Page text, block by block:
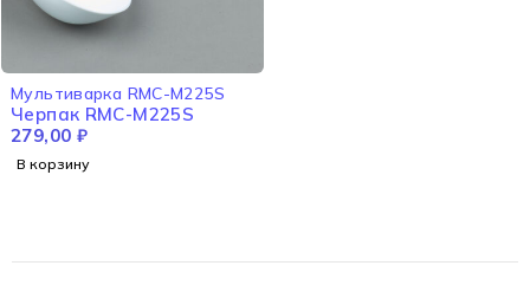
Мультиварка RMC-M225S
Черпак RMC-M225S
279,00 ₽
В корзину